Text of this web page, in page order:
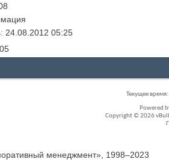
24.08.2012 05:25
Текущее время:
Powered
Copyright © 2026
менеджмент», 1998–2023